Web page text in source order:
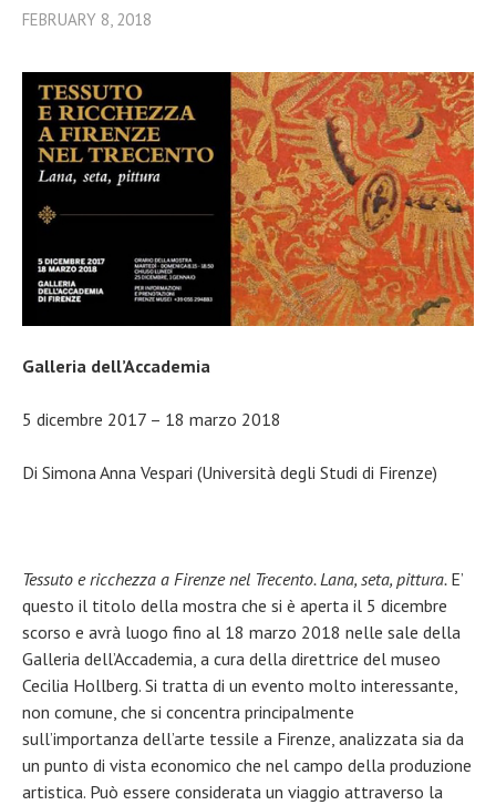
FEBRUARY 8, 2018
Galleria dell’Accademia
5 dicembre 2017 – 18 marzo 2018
Di Simona Anna Vespari (Università degli Studi di Firenze)
Tessuto e ricchezza a Firenze nel Trecento. Lana, seta, pittura. E’
questo il titolo della mostra che si è aperta il 5 dicembre
scorso e avrà luogo fino al 18 marzo 2018 nelle sale della
Galleria dell’Accademia, a cura della direttrice del museo
Cecilia Hollberg. Si tratta di un evento molto interessante,
non comune, che si concentra principalmente
sull’importanza dell’arte tessile a Firenze, analizzata sia da
un punto di vista economico che nel campo della produzione
artistica. Può essere considerata un viaggio attraverso la